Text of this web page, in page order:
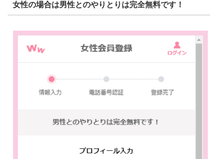
女性の場合は男性とのやりとりは完全無料です！